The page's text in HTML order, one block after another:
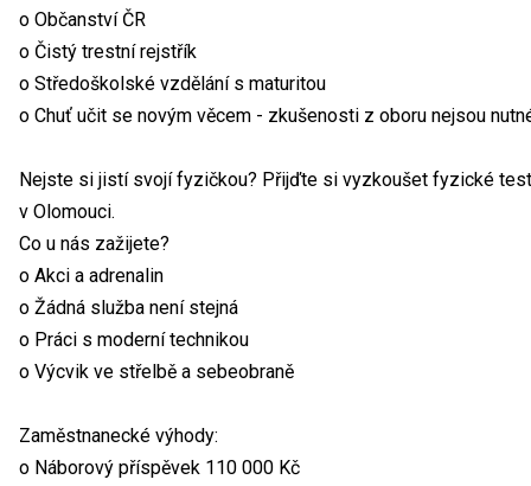
o Občanství ČR
o Čistý trestní rejstřík
o Středoškolské vzdělání s maturitou
o Chuť učit se novým věcem - zkušenosti z oboru nejsou
Nejste si jistí svojí fyzičkou? Přijďte si vyzkoušet fyzické
v Olomouci.
Co u nás zažijete?
o Akci a adrenalin
o Žádná služba není stejná
o Práci s moderní technikou
o Výcvik ve střelbě a sebeobraně
Zaměstnanecké výhody:
o Náborový příspěvek 110 000 Kč